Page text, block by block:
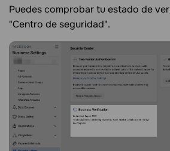
Puedes comprobar tu estado de
"Centro de seguridad".